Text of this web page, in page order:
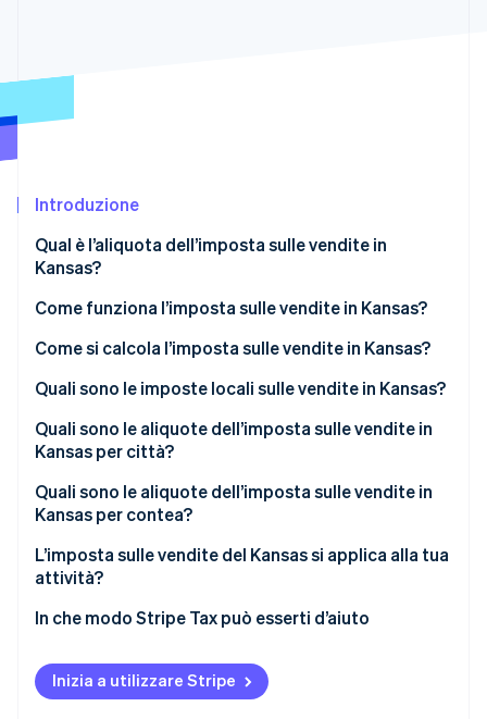
Costituzione di start-up
Identity
Stripe Sessions 2026
Guarda ora
Introduzione
Qual è l’aliquota dell’imposta sulle vendite in
Kansas?
Come funziona l’imposta sulle vendite in Kansas?
Nesso
Che cosa è soggetto a imposta
Generalmente esenti:
Come si calcola l’imposta sulle vendite in Kansas?
Quali sono le imposte locali sulle vendite in Kansas?
Intervallo dell’imposta sulle vendite in Kansas nel
2026
Quali sono le aliquote dell’imposta sulle vendite in
Kansas per città?
Quali sono le aliquote dell’imposta sulle vendite in
Kansas per contea?
L’imposta sulle vendite del Kansas si applica alla tua
attività?
Venditori fisici
Venditori online che spediscono a clienti in Kansas
Attività che vendono software, contenuti digitali o
In che modo Stripe Tax può esserti d’aiuto
Inizia a utilizzare Stripe